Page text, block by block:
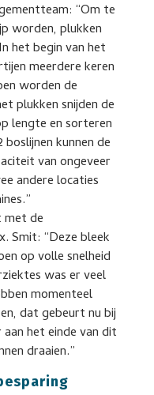
“Om te
worden, plukken
het begin van het
meerdere keren
worden de
plukken snijden de
lengte en sorteren
kunnen de
van ongeveer
andere locaties
de
Smit: “Deze bleek
op volle snelheid
was er veel
momenteel
dat gebeurt nu bij
het einde van dit
draaien.”